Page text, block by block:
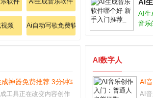
频 Ai自动写歌免费软件
词
句子
AI
AI生
音乐
神器免费推荐 3分钟写出爆款文章_
工具正在改变内容创作
AI数字人
AI
AI